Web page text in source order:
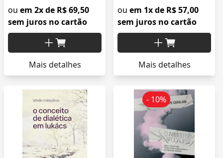
ou em 2x de R$ 69,50
sem juros no cartão
Mais detalhes
ou em 1x de R$ 57,00
sem juros no cartão
Mais detalhes
- 10%